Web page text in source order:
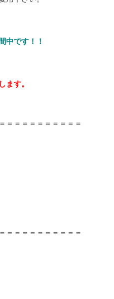
中です！！
ます。
＝＝＝＝＝＝＝＝＝＝
＝＝＝＝＝＝＝＝＝＝